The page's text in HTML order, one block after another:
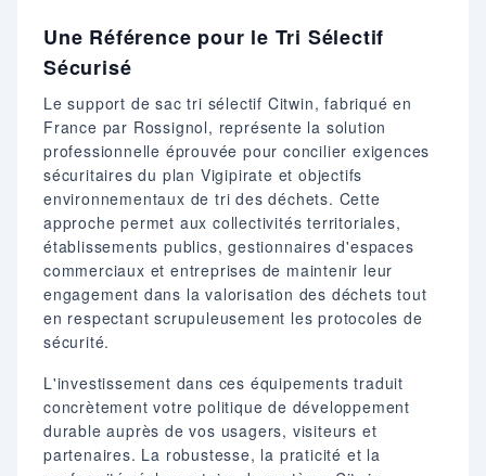
Une Référence pour le Tri Sélectif
Sécurisé
Le support de sac tri sélectif Citwin, fabriqué en
France par Rossignol, représente la solution
professionnelle éprouvée pour concilier exigences
sécuritaires du plan Vigipirate et objectifs
environnementaux de tri des déchets. Cette
approche permet aux collectivités territoriales,
établissements publics, gestionnaires d'espaces
commerciaux et entreprises de maintenir leur
engagement dans la valorisation des déchets tout
en respectant scrupuleusement les protocoles de
sécurité.
L'investissement dans ces équipements traduit
concrètement votre politique de développement
durable auprès de vos usagers, visiteurs et
partenaires. La robustesse, la praticité et la